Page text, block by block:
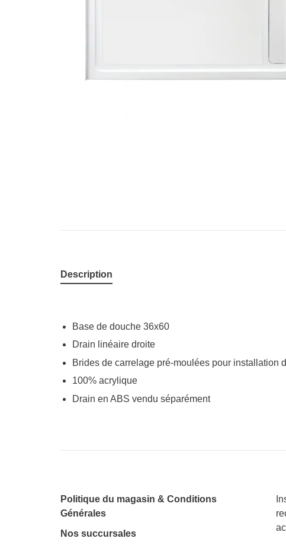
Description
Base de douche 36x60
Drain linéaire droite
Brides de carrelage pré-moulées pour installation
100% acrylique
Drain en ABS vendu séparément
Politique du magasin & Conditions
Générales
Nos succursales